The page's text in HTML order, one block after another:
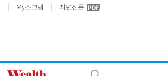
My스크랩 지면신문